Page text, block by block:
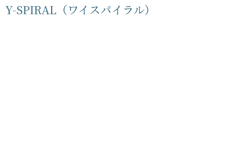
Y-SPIRAL（ワイスパイラル）